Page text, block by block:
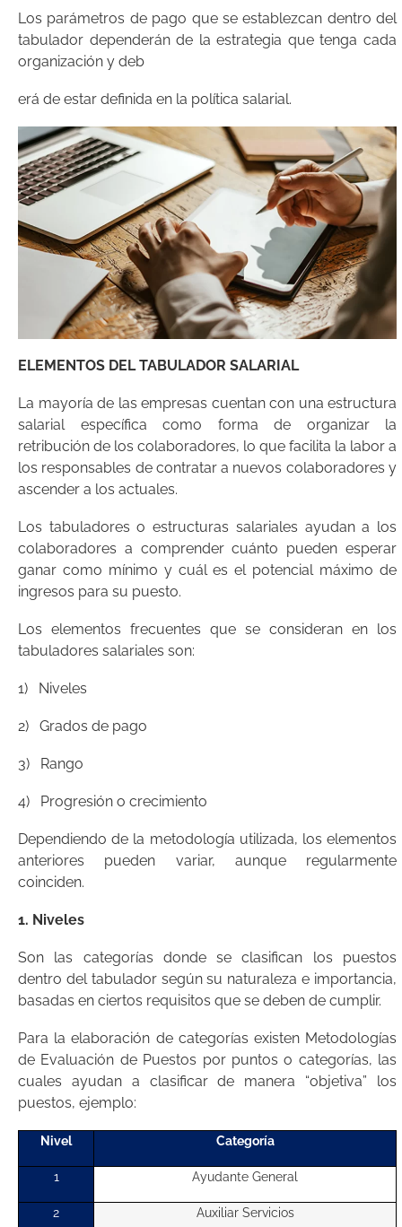
Los parámetros de pago que se establezcan dentro del
tabulador dependerán de la estrategia que tenga cada
organización y deb
erá de estar definida en la política salarial.
ELEMENTOS DEL TABULADOR SALARIAL
La mayoría de las empresas cuentan con una estructura
salarial específica como forma de organizar la
retribución de los colaboradores, lo que facilita la labor a
los responsables de contratar a nuevos colaboradores y
ascender a los actuales.
Los tabuladores o estructuras salariales ayudan a los
colaboradores a comprender cuánto pueden esperar
ganar como mínimo y cuál es el potencial máximo de
ingresos para su puesto.
Los elementos frecuentes que se consideran en los
tabuladores salariales son:
1) Niveles
2) Grados de pago
3) Rango
4) Progresión o crecimiento
Dependiendo de la metodología utilizada, los elementos
anteriores pueden variar, aunque regularmente
coinciden.
1. Niveles
Son las categorías donde se clasifican los puestos
dentro del tabulador según su naturaleza e importancia,
basadas en ciertos requisitos que se deben de cumplir.
Para la elaboración de categorías existen Metodologías
de Evaluación de Puestos por puntos o categorías, las
cuales ayudan a clasificar de manera “objetiva” los
puestos, ejemplo:
Nivel Categoría
1 Ayudante General
2 Auxiliar Servicios